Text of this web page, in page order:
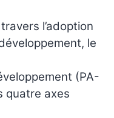
l’adoption
le
(PA-
quatre axes